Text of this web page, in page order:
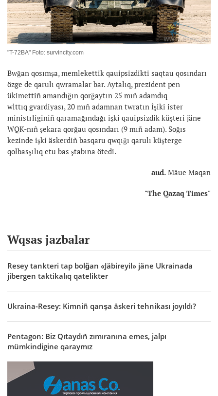
"T-72BA" Foto: survincity.com
Bwğan qosımşa, memlekettik qauipsizdikti saqtau qosındarı
özge de qarulı qwramalar bar. Aytalıq, prezident pen
ükimettiñ amandığın qorğaytın 25 mıñ adamdıq
wlttıq gvardiyası, 20 mıñ adamnan twratın İşiki ister
ministrliginiñ qaramağındağı işki qauipsizdik küşteri jäne
WQK-nıñ şekara qorğau qosındarı (9 mıñ adam). Soğıs
kezinde işki äskerdiñ basqaru qwqığı qarulı küşterge
qolbasşılıq etu bas ştabına ötedi.
aud. Mäue Maqan
"The Qazaq Times"
Wqsas jazbalar
Resey tankteri tap bolğan «Jäbireyil» jäne Ukrainada
jibergen taktikalıq qatelikter
Ukraina-Resey: Kimniñ qanşa äskeri tehnikası joyıldı?
Pentagon: Biz Qıtaydıñ zımıranına emes, jalpı
mümkindigine qaraymız